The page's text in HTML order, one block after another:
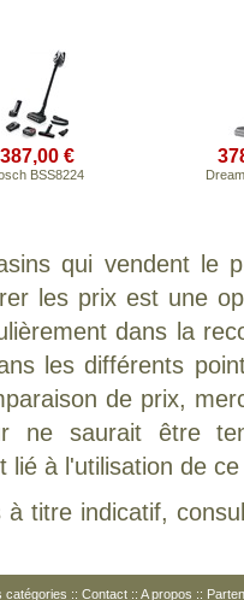
387,00 €
BSS8224
qui vendent le
les prix est une
dans la
les différents
de prix,
ne saurait être
lié à l'utilisation de
titre indicatif,
catégories :: Contact :: A propos ::